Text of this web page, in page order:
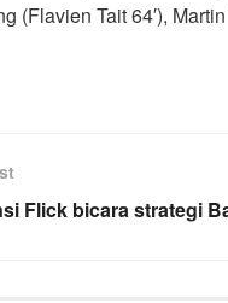
(Flavien Tait 64′),
Flick bicara strategi